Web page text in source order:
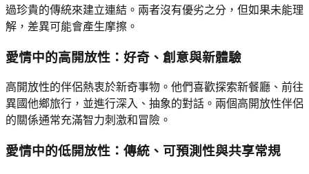
過珍貴的傳統來建立連結。兩者沒有優劣之分，但如果未能理
解，差異可能會產生摩擦。
愛情中的高開放性：好奇、創意與新體驗
高開放性的伴侶熱衷於新奇事物。他們喜歡探索新餐廳、前往
異國他鄉旅行，並進行深入、抽象的對話。兩個高開放性伴侶
的關係通常充滿智力刺激和冒險。
愛情中的低開放性：傳統、可預測性與共享常規